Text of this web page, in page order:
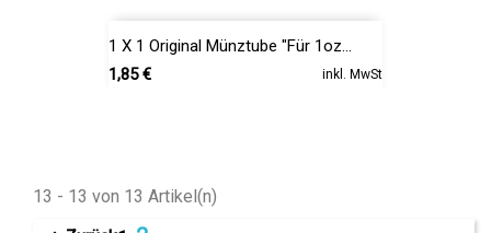
1 X 1 Original Münztube "für 1oz...
Preis
1,85 € inkl. MwSt
13 - 13 von 13 Artikel(n)